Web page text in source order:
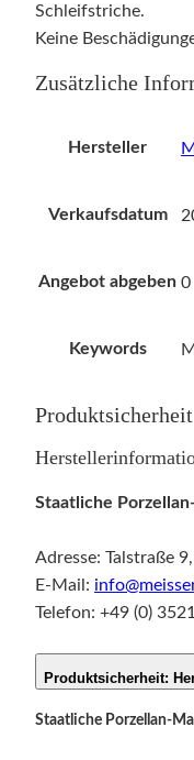
Schleifstriche.
Keine
Zusätzliche
Hersteller
Verkaufsdatum
Angebot abgeben 0
Keywords
Produktsicherheit
Staatliche
Adresse: Talstraße
E-Mail:
Telefon: +49 (0)
Produktsicherheit:
Staatliche Porzellan-